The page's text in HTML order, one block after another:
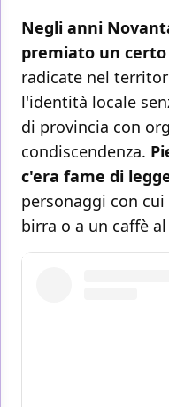
Negli anni
premiato un
radicate nel
l'identità locale
di provincia con
condiscendenza.
c'era fame di
personaggi con
birra o a un caffè al